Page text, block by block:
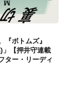
ボトムズ』
」【押井守連載
ター・リーディ